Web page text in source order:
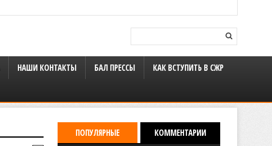
НАШИ КОНТАКТЫ БАЛ ПРЕССЫ КАК ВСТУПИТЬ В СЖР
ПОПУЛЯРНЫЕ КОММЕНТАРИИ